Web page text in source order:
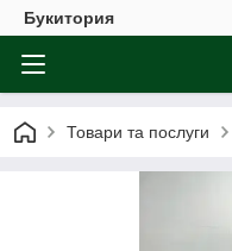
Букитория
Товари та послуги